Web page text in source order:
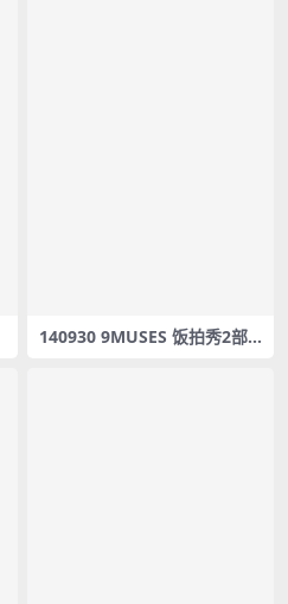
140930 9MUSES 饭拍秀2部f